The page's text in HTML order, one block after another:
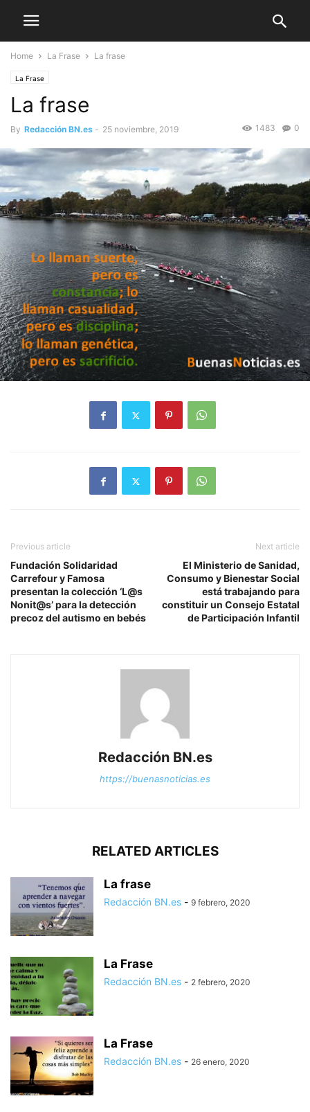
Home La Frase La frase
La Frase
La frase
By Redacción BN.es - 25 noviembre, 2019 0
1483
Previous article
Fundación Solidaridad
Carrefour y Famosa
presentan la colección ‘L@s
Nonit@s’ para la detección
precoz del autismo en bebés
Next article
El Ministerio de Sanidad,
Consumo y Bienestar Social
está trabajando para
constituir un Consejo Estatal
de Participación Infantil
Redacción BN.es
https://buenasnoticias.es
RELATED ARTICLES
La frase
Redacción BN.es - 9 febrero, 2020
La Frase
Redacción BN.es - 2 febrero, 2020
La Frase
Redacción BN.es - 26 enero, 2020